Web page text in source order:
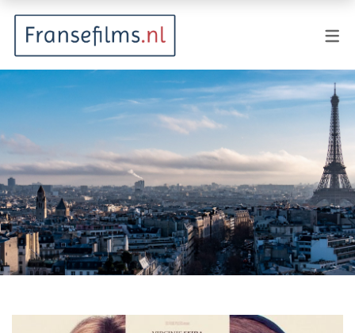
Animatie
Documentaire
Drama
Fantasy
Horror
Kostuumdrama